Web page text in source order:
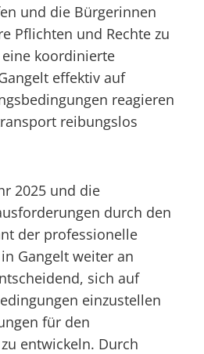
und die Bürgerinnen
Pflichten und Rechte zu
koordinierte
effektiv auf
reagieren
reibungslos
2025 und die
durch den
der professionelle
Gangelt weiter an
sich auf
einzustellen
für den
entwickeln. Durch